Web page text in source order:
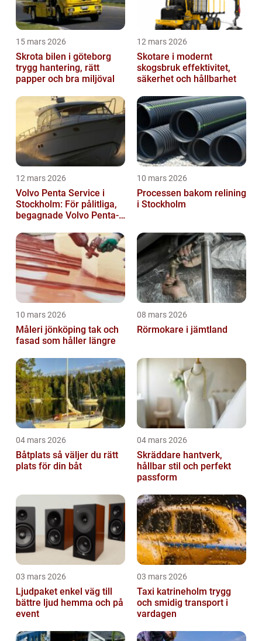
15 mars 2026
Skrota bilen i göteborg
trygg hantering, rätt
papper och bra miljöval
12 mars 2026
Skotare i modernt
skogsbruk effektivitet,
säkerhet och hållbarhet
12 mars 2026
Volvo Penta Service i
Stockholm: För pålitliga,
begagnade Volvo Penta-
10 mars 2026
Processen bakom relining
i Stockholm
10 mars 2026
Måleri jönköping tak och
fasad som håller längre
08 mars 2026
Rörmokare i jämtland
04 mars 2026
Båtplats så väljer du rätt
plats för din båt
04 mars 2026
Skräddare hantverk,
hållbar stil och perfekt
passform
03 mars 2026
Ljudpaket enkel väg till
bättre ljud hemma och på
event
03 mars 2026
Taxi katrineholm trygg
och smidig transport i
vardagen